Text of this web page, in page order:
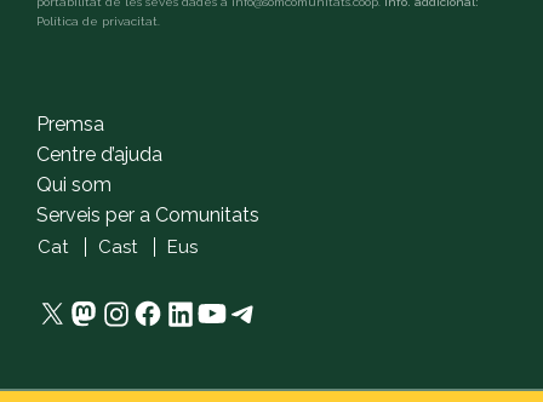
Política de privacitat.
Premsa
Centre d’ajuda
Qui som
Serveis per a Comunitats
Cat Cast Eus
X Mastodon
Instagram
Facebook
LinkedIn
YouTube
Telegram